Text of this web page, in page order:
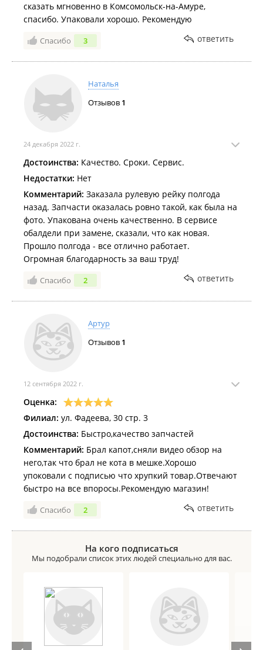
сказать мгновенно в Комсомольск-на-Амуре,
спасибо. Упаковали хорошо. Рекомендую
Спасибо 3 ответить
Наталья
Отзывов 1
24 декабря 2022 г.
Достоинства: Качество. Сроки. Сервис.
Недостатки: Нет
Комментарий: Заказала рулевую рейку полгода
назад. Запчасти оказалась ровно такой, как была на
фото. Упакована очень качественно. В сервисе
обалдели при замене, сказали, что как новая.
Прошло полгода - все отлично работает.
Огромная благодарность за ваш труд!
Спасибо 2 ответить
Артур
Отзывов 1
12 сентября 2022 г.
Оценка:
Филиал: ул. Фадеева, 30 стр. 3
Достоинства: Быстро,качество запчастей
Комментарий: Брал капот,сняли видео обзор на
него,так что брал не кота в мешке.Хорошо
упоковали с подписью что хрупкий товар.Отвечают
быстро на все впоросы.Рекомендую магазин!
Спасибо 2 ответить
На кого подписаться
Мы подобрали список этих людей специально для вас.